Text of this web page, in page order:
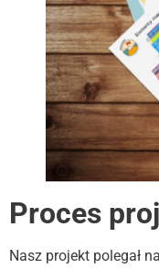
Proces
Nasz projekt polegał